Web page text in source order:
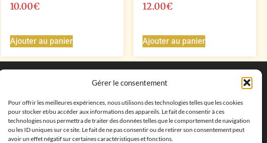
Gérer le consentement
Pour offrir les meilleures expériences, nous utilisons des technologies telles que les cookies
pour stocker et/ou accéder aux informations des appareils. Le fait de consentir à ces
technologies nous permettra de traiter des données telles que le comportement de navigation
ou les ID uniques sur ce site. Le fait de ne pas consentir ou de retirer son consentement peut
avoir un effet négatif sur certaines caractéristiques et fonctions.
10.00€
Ajouter au panier
12.00€
Ajouter au panier
Coordonnées
cléments, 13500 Martigues, France
Téléphone : ‭+33652313256‬
Email :feves.collecstore@gmail.com